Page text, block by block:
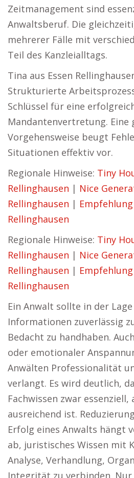
Zeitmanagement sind
Anwaltsberuf. Die
mehrerer Fälle mit
Teil des Kanzleialltags.
Tina aus Essen
Strukturierte
Schlüssel für eine
Mandantenvertretung.
Vorgehensweise beugt
Situationen effektiv vor.
Regionale Hinweise: Tiny
Rellinghausen | Nice
Rellinghausen | Empfehlung
Rellinghausen
Regionale Hinweise: Tiny
Rellinghausen | Nice
Rellinghausen | Empfehlung
Rellinghausen
Ein Anwalt sollte in der
Informationen zuverlässig
Bedacht zu handhaben.
oder emotionaler
Anwälten Professionalität
verlangt. Es wird deutlich,
Fachwissen zwar essenziell,
ausreichend ist.
Erfolg eines Anwalts hängt
ab, juristisches Wissen mit
Analyse, Verhandlung,
Integrität zu verbinden. Nur